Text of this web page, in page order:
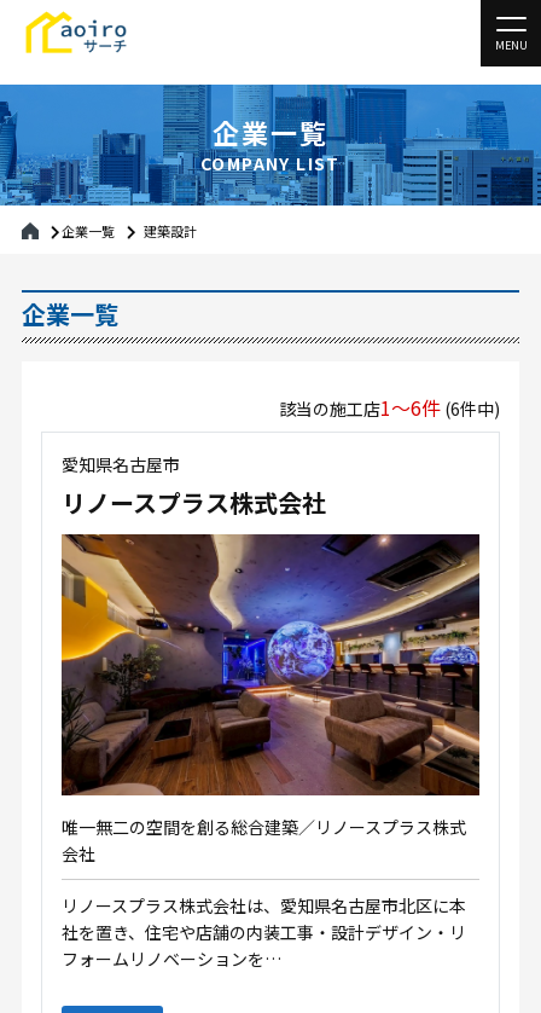
MENU
企業一覧
COMPANY LIST
企業一覧 建築設計
企業一覧
該当の施工店1〜6件(6件中)
愛知県名古屋市
リノースプラス株式会社
唯一無二の空間を創る総合建築／リノースプラス株式
会社
リノースプラス株式会社は、愛知県名古屋市北区に本
社を置き、住宅や店舗の内装工事・設計デザイン・リ
フォームリノベーションを…